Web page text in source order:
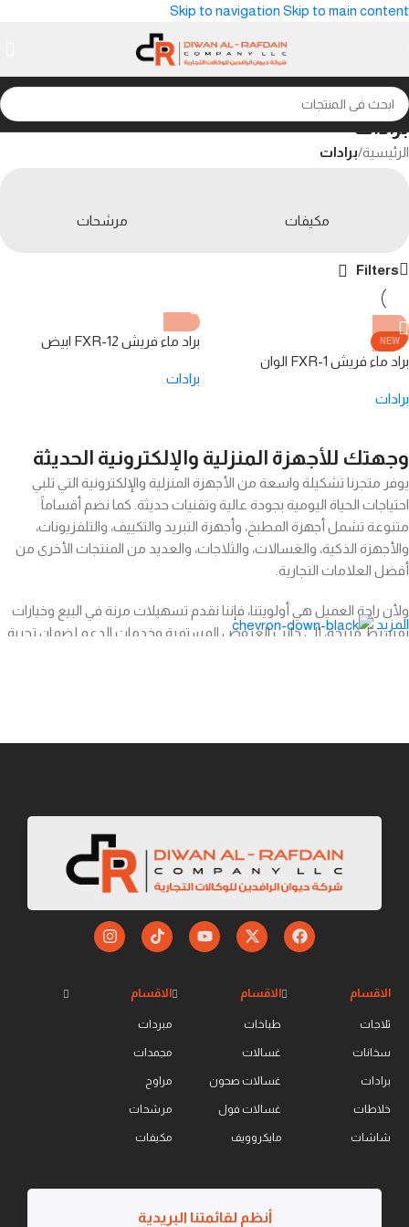
Skip to navigation Skip to main content
برادات
الرئيسية/برادات
مكيفات مرشحات
Filters
NEW
براد ماء فريش FXR-1 الوان
برادات
براد ماء فريش FXR-12 ابيض
برادات
وجهتك للأجهزة المنزلية والإلكترونية الحديثة
يوفر متجرنا تشكيلة واسعة من الأجهزة المنزلية والإلكترونية التي تلبي
احتياجات الحياة اليومية بجودة عالية وتقنيات حديثة. كما نضم أقساماً
متنوعة تشمل أجهزة المطبخ، وأجهزة التبريد والتكييف، والتلفزيونات،
والأجهزة الذكية، والغسالات، والثلاجات، والعديد من المنتجات الأخرى من
أفضل العلامات التجارية.
ولأن راحة العميل هي أولويتنا، فإننا نقدم تسهيلات مرنة في البيع وخيارات
تقسيط مريحة، إلى جانب العروض المستمرة وخدمات الدعم لضمان تجربة
المزيد
الاقسام
ثلاجات
سخانات
برادات
خلاطات
شاشات
الاقسام
طباخات
غسالات
غسالات صحون
غسالات فول
مايكروويف
الاقسام
مبردات
مجمدات
مراوح
مرشحات
مكيفات
أنظم لقائمتنا البريدية